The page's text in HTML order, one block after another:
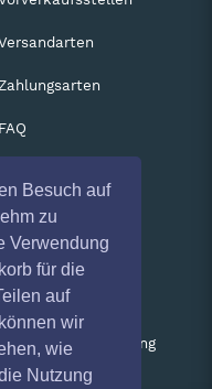
Besuch auf
zu
Verwendung
für die
auf
wir
wie
Nutzung
FAQ
Geschäftskunden